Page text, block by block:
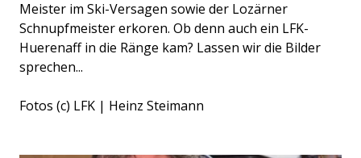
Meister im Ski-Versagen sowie der Lozärner
Schnupfmeister erkoren. Ob denn auch ein LFK-
Huerenaff in die Ränge kam? Lassen wir die Bilder
sprechen...
Fotos (c) LFK | Heinz Steimann